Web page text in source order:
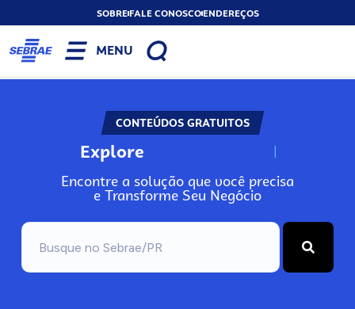
SOBREFALE CONOSCOENDEREÇOS
MENU
CONTEÚDOS GRATUITOS
Explore N
Encontre a solução que você precisa
e Transforme Seu Negócio